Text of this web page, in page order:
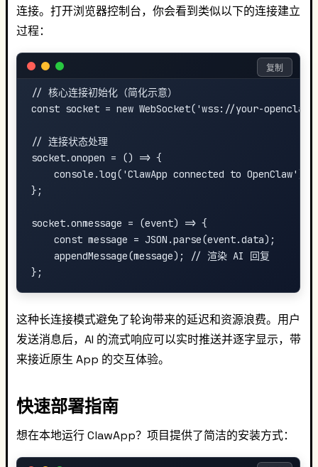
连接。打开浏览器控制台，你会看到类似以下的连接建立
过程：
// 核心连接初始化（简化示意）
const socket = new WebSocket('wss://your-
// 连接状态处理
socket.onopen = () => {
    console.log('ClawApp connected to OpenClaw');
};
socket.onmessage = (event) => {
    const message = JSON.parse(event.data);
    appendMessage(message); // 渲染 AI 回复
复制
这种长连接模式避免了轮询带来的延迟和资源浪费。用户
发送消息后，AI 的流式响应可以实时推送并逐字显示，带
来接近原生 App 的交互体验。
快速部署指南
想在本地运行 ClawApp？项目提供了简洁的安装方式：